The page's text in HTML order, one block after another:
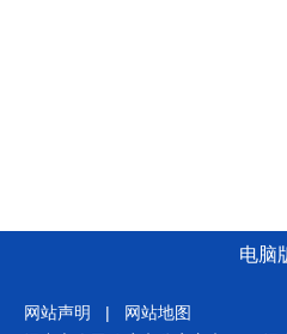
电脑
网站声明 |
网站地图